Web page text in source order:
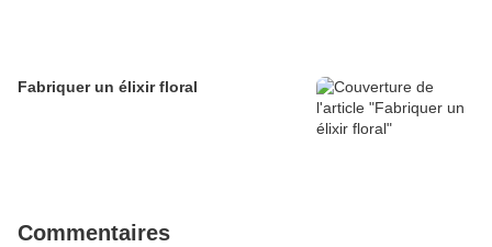
Fabriquer un élixir floral
Commentaires